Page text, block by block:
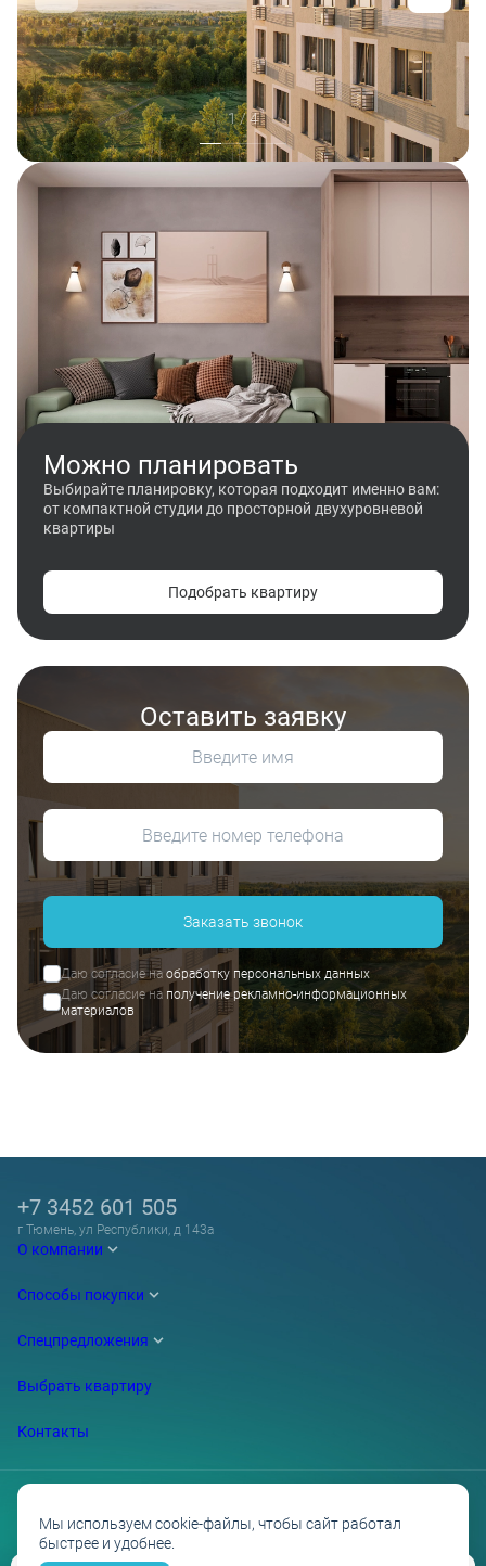
1 / 4
Можно планировать
Выбирайте планировку, которая подходит именно вам:
от компактной студии до просторной двухуровневой
квартиры
Подобрать квартиру
Оставить заявку
Заказать звонок
Даю согласие наобработку персональных данных
Даю согласие на получение рекламно-информационных
материалов
О компании
Способы покупки
Спецпредложения
Выбрать квартиру
Контакты
+7 3452 601 505
г Тюмень, ул Республики, д 143а
Проектные декларации на сайте наш.дом.рф
Мы используем cookie-файлы, чтобы сайт работал
быстрее и удобнее.